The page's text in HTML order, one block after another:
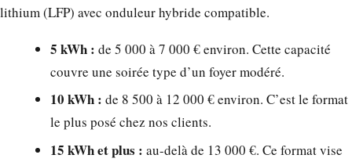
lithium (LFP) avec onduleur hybride compatible.
5 kWh : de 5 000 à 7 000 € environ. Cette capacité
couvre une soirée type d’un foyer modéré.
10 kWh : de 8 500 à 12 000 € environ. C’est le format
le plus posé chez nos clients.
15 kWh et plus : au-delà de 13 000 €. Ce format vise